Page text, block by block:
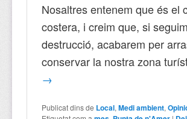
Nosaltres entenem que és el
costera, i creim que, si
destrucció, acabarem per
conservar la nostra zona
→
Publicat dins de Local,Medi ambient,